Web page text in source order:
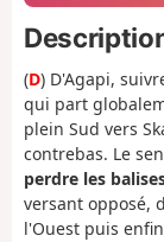
(D) D'Agapi,
qui part
plein Sud vers
contrebas. Le
perdre les
versant opposé,
l'Ouest puis